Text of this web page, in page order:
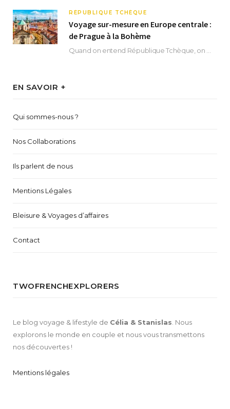
RÉPUBLIQUE TCHÈQUE
Voyage sur-mesure en Europe centrale :
de Prague à la Bohème
EN SAVOIR +
Qui sommes-nous ?
Nos Collaborations
Ils parlent de nous
Mentions Légales
Bleisure & Voyages d’affaires
Contact
TWOFRENCHEXPLORERS
Le blog voyage & lifestyle de Célia & Stanislas . Nous
explorons le monde en couple et nous vous transmettons
nos découvertes !
Mentions légales